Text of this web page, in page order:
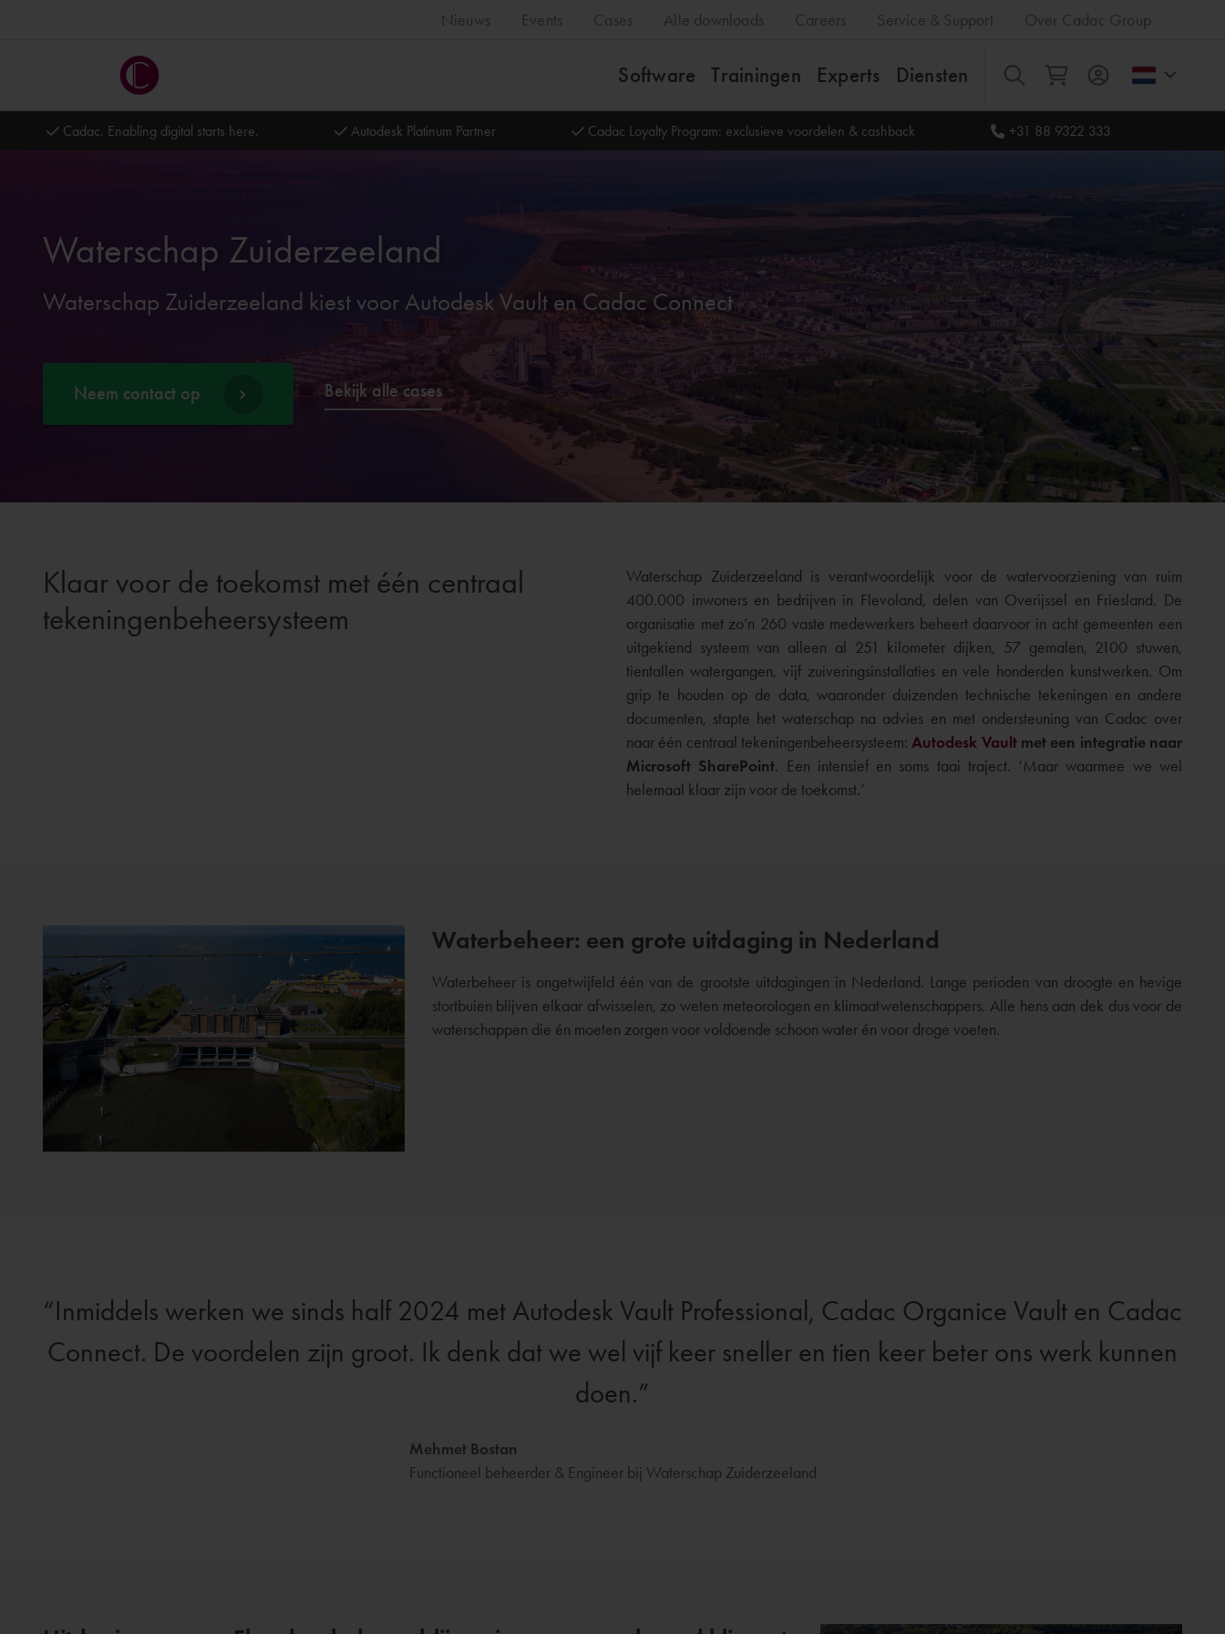
Nieuws Events Cases Alle downloads Careers Service & Support Over Cadac Group
Software Trainingen Experts Diensten Alles
Cadac. Enabling digital starts here. Autodesk Platinum Partner Cadac Loyalty Program: exclusieve voordelen & cashback +31 88 9322 333
Waterschap Zuiderzeeland
Waterschap Zuiderzeeland kiest voor Autodesk Vault en Cadac Connect
Neem contact op Bekijk alle cases
Klaar voor de toekomst met één centraal
tekeningenbeheersysteem
Waterschap Zuiderzeeland is verantwoordelijk voor de watervoorziening van ruim
400.000 inwoners en bedrijven in Flevoland, delen van Overijssel en Friesland. De
organisatie met zo’n 260 vaste medewerkers beheert daarvoor in acht gemeenten een
uitgekiend systeem van alleen al 251 kilometer dijken, 57 gemalen, 2100 stuwen,
tientallen watergangen, vijf zuiveringsinstallaties en vele honderden kunstwerken. Om
grip te houden op de data, waaronder duizenden technische tekeningen en andere
documenten, stapte het waterschap na advies en met ondersteuning van Cadac over
naar één centraal tekeningenbeheersysteem: Autodesk Vaultmet een integratie naar
Microsoft SharePoint. Een intensief en soms taai traject. ‘Maar waarmee we wel
helemaal klaar zijn voor de toekomst.’
Waterbeheer: een grote uitdaging in Nederland
Waterbeheer is ongetwijfeld één van de grootste uitdagingen in Nederland. Lange perioden van droogte en hevige
stortbuien blijven elkaar afwisselen, zo weten meteorologen en klimaatwetenschappers. Alle hens aan dek dus voor de
waterschappen die én moeten zorgen voor voldoende schoon water én voor droge voeten.
Inmiddels werken we sinds half 2024 met Autodesk Vault Professional, Cadac Organice Vault en Cadac
Connect. De voordelen zijn groot. Ik denk dat we wel vijf keer sneller en tien keer beter ons werk kunnen
doen.
Mehmet Bostan
Functioneel beheerder & Engineer bij Waterschap Zuiderzeeland